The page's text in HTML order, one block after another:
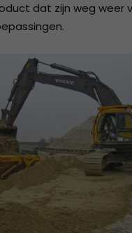
dat zijn weg weer